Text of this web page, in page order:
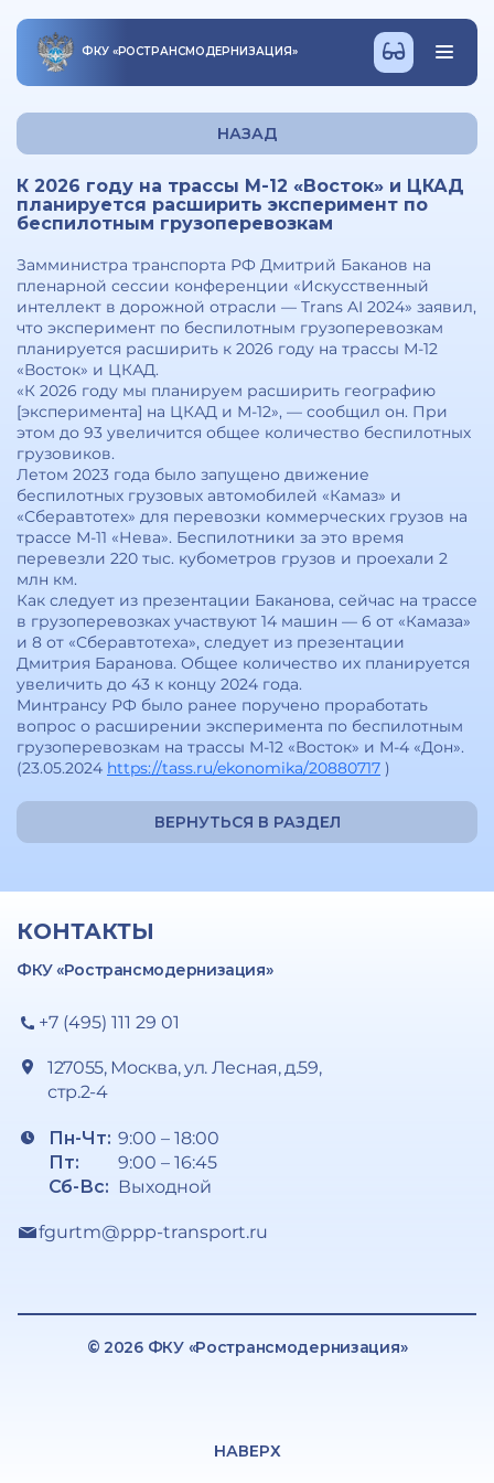
ФКУ «РОСТРАНСМОДЕРНИЗАЦИЯ»
НАЗАД
К 2026 году на трассы М-12 «Восток» и ЦКАД
планируется расширить эксперимент по
беспилотным грузоперевозкам
Замминистра транспорта РФ Дмитрий Баканов на
пленарной сессии конференции «Искусственный
интеллект в дорожной отрасли — Trans AI 2024» заявил,
что эксперимент по беспилотным грузоперевозкам
планируется расширить к 2026 году на трассы М-12
«Восток» и ЦКАД.
«К 2026 году мы планируем расширить географию
[эксперимента] на ЦКАД и М-12», — сообщил он. При
этом до 93 увеличится общее количество беспилотных
грузовиков.
Летом 2023 года было запущено движение
беспилотных грузовых автомобилей «Камаз» и
«Сберавтотех» для перевозки коммерческих грузов на
трассе М-11 «Нева». Беспилотники за это время
перевезли 220 тыс. кубометров грузов и проехали 2
млн км.
Как следует из презентации Баканова, сейчас на трассе
в грузоперевозках участвуют 14 машин — 6 от «Камаза»
и 8 от «Сберавтотеха», следует из презентации
Дмитрия Баранова. Общее количество их планируется
увеличить до 43 к концу 2024 года.
Минтрансу РФ было ранее поручено проработать
вопрос о расширении эксперимента по беспилотным
грузоперевозкам на трассы М-12 «Восток» и М-4 «Дон».
(23.05.2024 https://tass.ru/ekonomika/20880717 )
ВЕРНУТЬСЯ В РАЗДЕЛ
КОНТАКТЫ
ФКУ «Ространсмодернизация»
+7 (495) 111 29 01
127055, Москва, ул. Лесная, д.59,
стр.2-4
Пн-Чт:
Пт:
Сб-Вс:
9:00 – 18:00
9:00 – 16:45
Выходной
fgurtm@ppp-transport.ru
© 2026 ФКУ «Ространсмодернизация»
НАВЕРХ